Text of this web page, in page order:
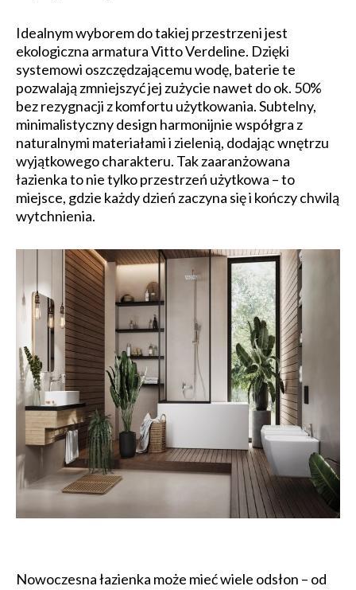
Idealnym wyborem do takiej przestrzeni jest
ekologiczna armatura Vitto Verdeline. Dzięki
systemowi oszczędzającemu wodę, baterie te
pozwalają zmniejszyć jej zużycie nawet do ok. 50%
bez rezygnacji z komfortu użytkowania. Subtelny,
minimalistyczny design harmonijnie współgra z
naturalnymi materiałami i zielenią, dodając wnętrzu
wyjątkowego charakteru. Tak zaaranżowana
łazienka to nie tylko przestrzeń użytkowa – to
miejsce, gdzie każdy dzień zaczyna się i kończy chwilą
wytchnienia.
Nowoczesna łazienka może mieć wiele odsłon – od